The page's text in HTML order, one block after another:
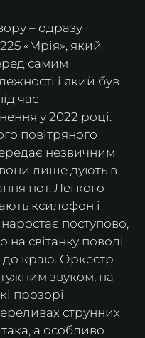
– одразу
«Мрія», який
самим
і який був
час
у 2022 році.
повітряного
незвичним
лише дують в
нот. Легкого
ксилофон і
поступово,
світанку поволі
краю. Оркестр
звуком, на
прозорі
струнних
а особливо